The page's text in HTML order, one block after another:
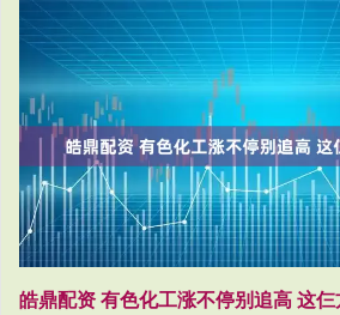
皓鼎配资 有色化工涨不停别追高 这